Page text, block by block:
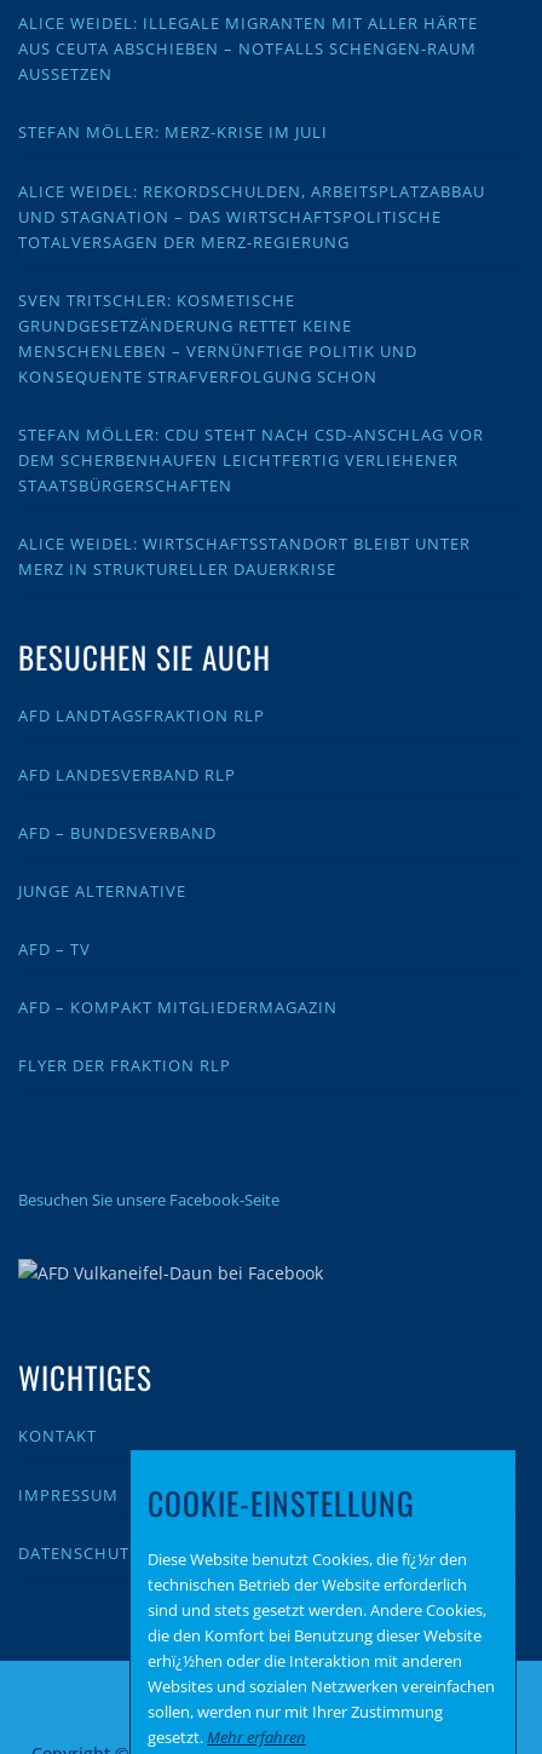
ALICE WEIDEL: ILLEGALE MIGRANTEN MIT ALLER HÄRTE
AUS CEUTA ABSCHIEBEN – NOTFALLS SCHENGEN-RAUM
AUSSETZEN
STEFAN MÖLLER: MERZ-KRISE IM JULI
ALICE WEIDEL: REKORDSCHULDEN, ARBEITSPLATZABBAU
UND STAGNATION – DAS WIRTSCHAFTSPOLITISCHE
TOTALVERSAGEN DER MERZ-REGIERUNG
SVEN TRITSCHLER: KOSMETISCHE
GRUNDGESETZÄNDERUNG RETTET KEINE
MENSCHENLEBEN – VERNÜNFTIGE POLITIK UND
KONSEQUENTE STRAFVERFOLGUNG SCHON
STEFAN MÖLLER: CDU STEHT NACH CSD-ANSCHLAG VOR
DEM SCHERBENHAUFEN LEICHTFERTIG VERLIEHENER
STAATSBÜRGERSCHAFTEN
ALICE WEIDEL: WIRTSCHAFTSSTANDORT BLEIBT UNTER
MERZ IN STRUKTURELLER DAUERKRISE
BESUCHEN SIE AUCH
AFD LANDTAGSFRAKTION RLP
AFD LANDESVERBAND RLP
AFD – BUNDESVERBAND
JUNGE ALTERNATIVE
AFD – TV
AFD – KOMPAKT MITGLIEDERMAGAZIN
FLYER DER FRAKTION RLP
Besuchen Sie unsere Facebook-Seite
WICHTIGES
KONTAKT
IMPRESSUM
DATENSCHUTZ
COOKIE-EINSTELLUNG
Diese Website benutzt Cookies, die fï¿½r den
technischen Betrieb der Website erforderlich
sind und stets gesetzt werden. Andere Cookies,
die den Komfort bei Benutzung dieser Website
erhï¿½hen oder die Interaktion mit anderen
Websites und sozialen Netzwerken vereinfachen
sollen, werden nur mit Ihrer Zustimmung
gesetzt.Mehr erfahren